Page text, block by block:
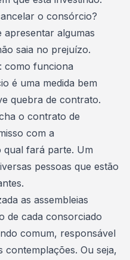
o consórcio?
apresentar algumas
saia no prejuízo.
como funciona
é uma medida bem
quebra de contrato.
o contrato de
com a
qual fará parte. Um
pessoas que estão
as assembleias
de cada consorciado
comum, responsável
contemplações. Ou seja,